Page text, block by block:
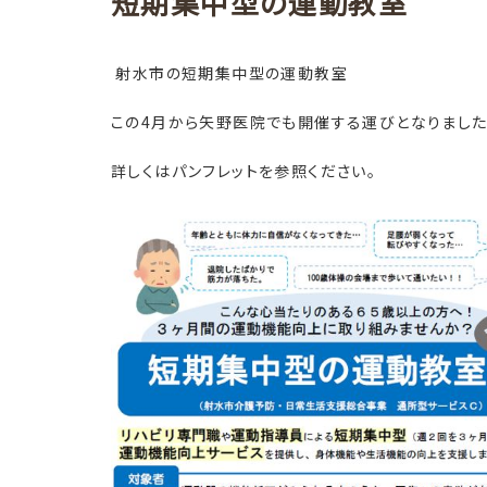
射水市の短期集中型の運動教室
この4月から矢野医院でも開催する運びとなりました
詳しくはパンフレットを参照ください。